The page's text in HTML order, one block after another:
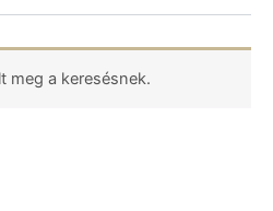
meg a keresésnek.